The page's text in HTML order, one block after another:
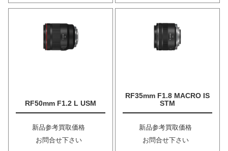
RF50mm F1.2 L USM
新品参考買取価格
お問合せ下さい
RF35mm F1.8 MACRO IS
STM
新品参考買取価格
お問合せ下さい